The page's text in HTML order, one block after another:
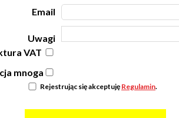
Email
Uwagi
VAT
mnoga
Rejestrując się akceptuję Regulamin.